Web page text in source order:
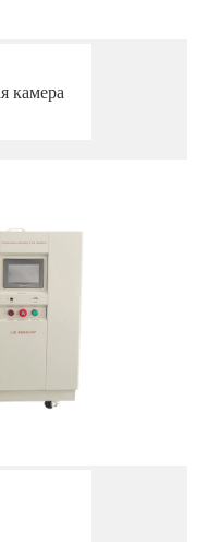
камера